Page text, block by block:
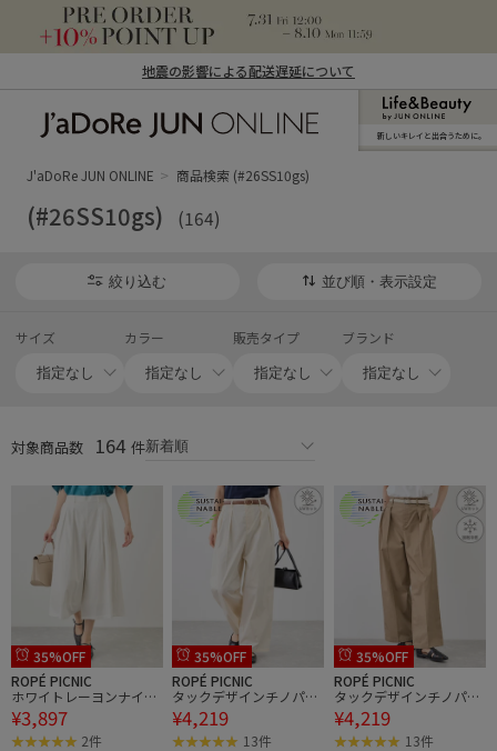
地震の影響による配送遅延について
ン オンライン）
新しいキレイと出合うために。
J'aDoRe JUN ONLINE 商品検索 (#26SS10gs)
(#26SS10gs) (164)
絞り込む 並び順・表示設定
サイズ カラー 販売タイプ ブランド
対象商品数 164 件
35%OFF
ROPÉ PICNIC
ホワイトレーヨンナイロ
ンガウチョパンツ
¥3,897
2件
35%OFF
ROPÉ PICNIC
タックデザインチノパン
ツ/UVカット
¥4,219
13件
35%OFF
ROPÉ PICNIC
タックデザインチノパン
ツ/UVカット
¥4,219
13件